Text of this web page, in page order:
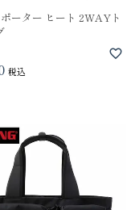
ーター ヒート 2WAYト
税込